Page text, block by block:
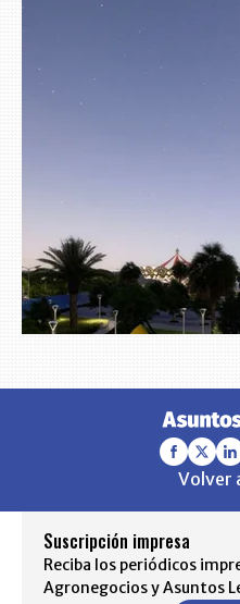
Volver
Suscripción impresa
Reciba los periódicos
Agronegocios y Asuntos